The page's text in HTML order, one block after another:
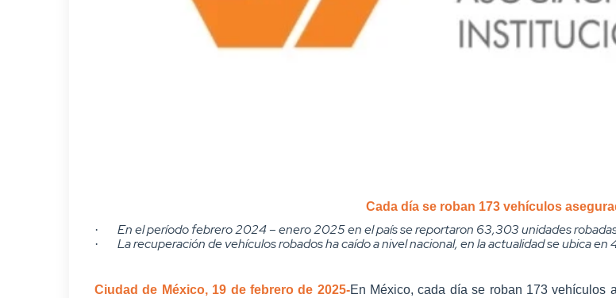
Cada día se roban 173 vehículos
·
En el período febrero 2024 – enero 2025 en el país se reportaron 63,303 unidades
· La recuperación de vehículos robados ha caído a nivel nacional, en la actualidad se ubica en
Ciudad de México, 19 de febrero de 2025-En México, cada día se roban 173 vehículos